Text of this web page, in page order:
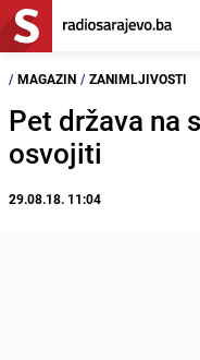
/ MAGAZIN / ZANIMLJIVOSTI
Pet država na
osvojiti
29.08.18. 11:04